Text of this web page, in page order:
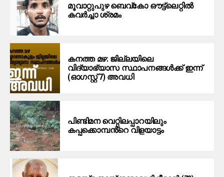
മൂ​വാ​റ്റു​പു​ഴ ബെ​വ്കോ ഔ​ട്ട്‌​ലെ​റ്റിൽ
കവർച്ചാ ശ്രമം
കനത്ത മഴ: ജില്ലയിലെ
വിദ്യാഭ്യാസ സ്ഥാപനങ്ങള്‍ക്ക് ഇന്ന്
(ഓഗസ്റ്റ് 7) അവധി
പിണ്ടിമന വെറ്റിലപ്പാറയിലും
കപ്പക്കൊമ്പൻ്റെ വിളയാട്ടം